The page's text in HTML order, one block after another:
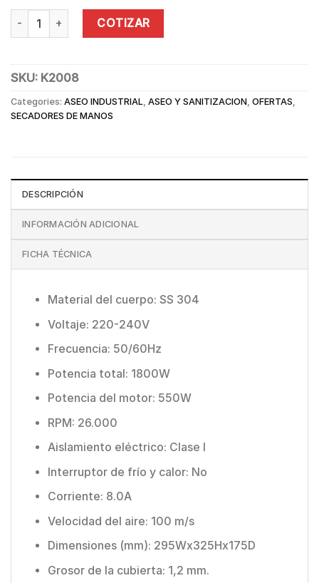
SECADOR DE MANOS ACERO INOX 1800W quantity
COTIZAR
SKU: K2008
Categories: ASEO INDUSTRIAL ASEO Y SANITIZACION OFERTAS
SECADORES DE MANOS
DESCRIPCIÓN
INFORMACIÓN ADICIONAL
FICHA TÉCNICA
Material del cuerpo: SS 304
Voltaje: 220-240V
Frecuencia: 50/60Hz
Potencia total: 1800W
Potencia del motor: 550W
RPM: 26.000
Aislamiento eléctrico: Clase I
Interruptor de frío y calor: No
Corriente: 8.0A
Velocidad del aire: 100 m/s
Dimensiones (mm): 295Wx325Hx175D
Grosor de la cubierta: 1,2 mm.